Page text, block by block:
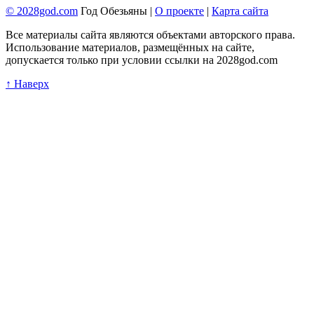
© 2028god.com Год Обезьяны | О проекте | Карта сайта
Все материалы сайта являются объектами авторского права.
Использование материалов, размещённых на сайте,
допускается только при условии ссылки на 2028god.com
↑ Наверх